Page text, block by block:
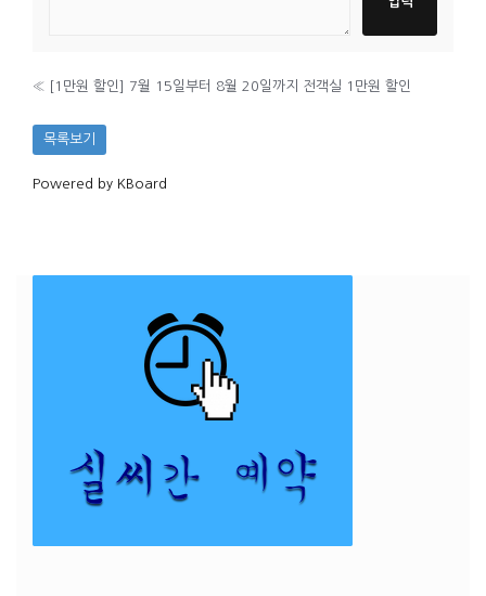
« [1만원 할인] 7월 15일부터 8월 20일까지 전객실 1만원 할인
목록보기
Powered by KBoard